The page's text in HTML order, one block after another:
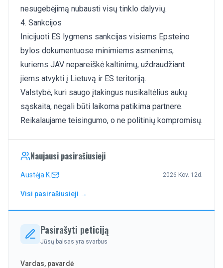
nesugebėjimą nubausti visų tinklo dalyvių.
4. Sankcijos
Inicijuoti ES lygmens sankcijas visiems Epsteino
bylos dokumentuose minimiems asmenims,
kuriems JAV nepareiškė kaltinimų, uždraudžiant
jiems atvykti į Lietuvą ir ES teritoriją.
Valstybė, kuri saugo įtakingus nusikaltėlius aukų
sąskaita, negali būti laikoma patikima partnere.
Reikalaujame teisingumo, o ne politinių kompromisų.
Naujausi pasirašiusieji
Austėja K. 2026 Kov. 12d.
Visi pasirašiusieji →
Pasirašyti peticiją
Jūsų balsas yra svarbus
Vardas, pavardė